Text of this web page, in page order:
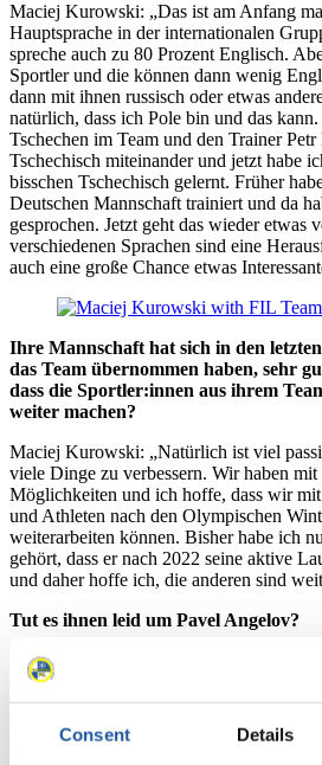
Consent Details
Maciej Kurowski: „Das ist am Anfang
Hauptsprache in der internationalen
spreche auch zu 80 Prozent Englisch.
Sportler und die können dann wenig
dann mit ihnen russisch oder etwas
natürlich, dass ich Pole bin und das
Tschechen im Team und den Trainer
Tschechisch miteinander und jetzt habe
bisschen Tschechisch gelernt. Früher
Deutschen Mannschaft trainiert und da
gesprochen. Jetzt geht das wieder etwas
verschiedenen Sprachen sind eine
auch eine große Chance etwas
Ihre Mannschaft hat sich in den
das Team übernommen haben, sehr
dass die Sportler:innen aus ihrem
weiter machen?
Maciej Kurowski: „Natürlich ist viel
viele Dinge zu verbessern. Wir haben
Möglichkeiten und ich hoffe, dass wir
und Athleten nach den Olympischen
weiterarbeiten können. Bisher habe ich
gehört, dass er nach 2022 seine aktive
und daher hoffe ich, die anderen sind
Tut es ihnen leid um Pavel Angelov?
Maciej Kurowski: „Ja, natürlich. Er hat
erreicht und sich zum zweiten Mal nach
Olympischen Spiele qualifiziert. Aber er
irgendwann kommt nach dem
die Arbeit. Das kann jeder von uns